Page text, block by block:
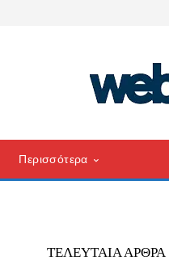
Περισσότερα
ΤΕΛΕΥΤΑΊΑ ΆΡΘΡΑ